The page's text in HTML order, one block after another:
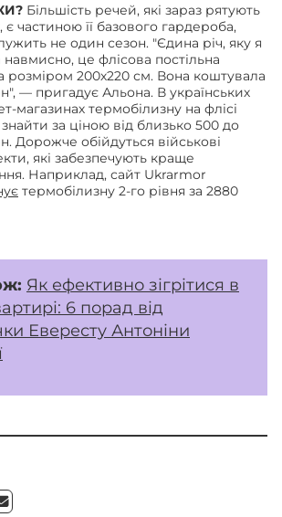
Більшість речей, які зараз рятують
є частиною її базового гардероба,
не один сезон. "Єдина річ, яку я
навмисно, це флісова постільна
розміром 200х220 см. Вона коштувала
— пригадує Альона. В українських
магазинах термобілизну на флісі
за ціною від близько 500 до
Дорожче обійдуться військові
які забезпечують краще
Наприклад, сайт Ukrarmor
термобілизну 2-го рівня за 2880
Як ефективно зігрітися в
6 порад від
Евересту Антоніни